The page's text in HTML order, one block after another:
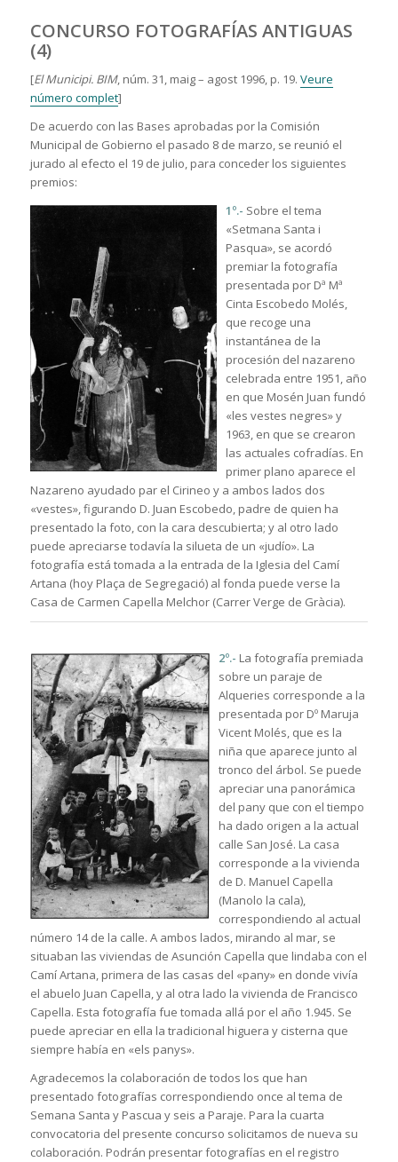
CONCURSO FOTOGRAFÍAS ANTIGUAS
(4)
[El Municipi. BIM, núm. 31, maig – agost 1996, p. 19. Veure
número complet]
De acuerdo con las Bases aprobadas por la Comisión
Municipal de Gobierno el pasado 8 de marzo, se reunió el
jurado al efecto el 19 de julio, para conceder los siguientes
premios:
1º.- Sobre el tema
«Setmana Santa i
Pasqua», se acordó
premiar la fotografía
presentada por Dª Mª
Cinta Escobedo Molés,
que recoge una
instantánea de la
procesión del nazareno
celebrada entre 1951, año
en que Mosén Juan fundó
«les vestes negres» y
1963, en que se crearon
las actuales cofradías. En
primer plano aparece el
Nazareno ayudado par el Cirineo y a ambos lados dos
«vestes», figurando D. Juan Escobedo, padre de quien ha
presentado la foto, con la cara descubierta; y al otro lado
puede apreciarse todavía la silueta de un «judío». La
fotografía está tomada a la entrada de la Iglesia del Camí
Artana (hoy Plaça de Segregació) al fonda puede verse la
Casa de Carmen Capella Melchor (Carrer Verge de Gràcia).
2º.- La fotografía premiada
sobre un paraje de
Alqueries corresponde a la
presentada por Dº Maruja
Vicent Molés, que es la
niña que aparece junto al
tronco del árbol. Se puede
apreciar una panorámica
del pany que con el tiempo
ha dado origen a la actual
calle San José. La casa
corresponde a la vivienda
de D. Manuel Capella
(Manolo la cala),
correspondiendo al actual
número 14 de la calle. A ambos lados, mirando al mar, se
situaban las viviendas de Asunción Capella que lindaba con el
Camí Artana, primera de las casas del «pany» en donde vivía
el abuelo Juan Capella, y al otra lado la vivienda de Francisco
Capella. Esta fotografía fue tomada allá por el año 1.945. Se
puede apreciar en ella la tradicional higuera y cisterna que
siempre había en «els panys».
Agradecemos la colaboración de todos los que han
presentado fotografías correspondiendo once al tema de
Semana Santa y Pascua y seis a Paraje. Para la cuarta
convocatoria del presente concurso solicitamos de nueva su
colaboración. Podrán presentar fotografías en el registro